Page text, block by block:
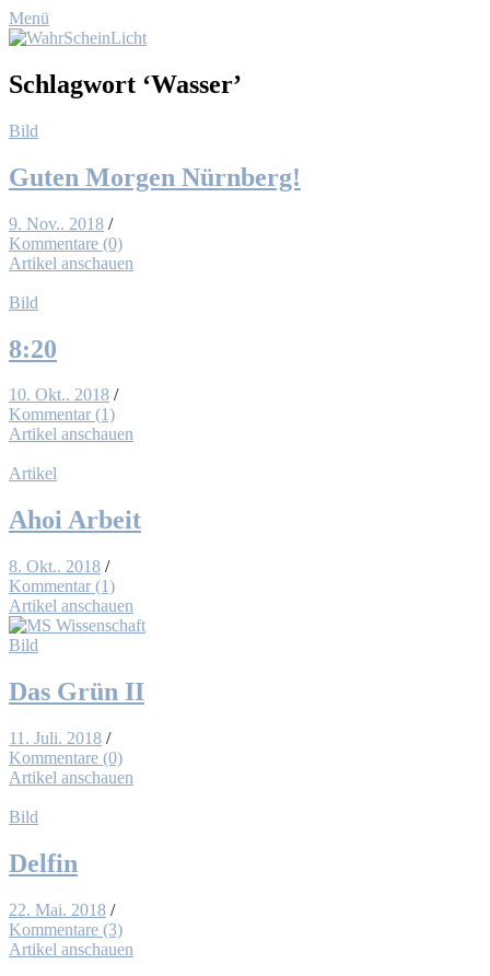
Menü
Schlagwort ‘Wasser’
Bild
Gu­ten Mor­gen Nürn­berg!
9. Nov.. 2018 /
Kommentare (0)
Artikel anschauen
Bild
8:20
10. Okt.. 2018 /
Kommentar (1)
Artikel anschauen
Artikel
Ahoi Ar­beit
8. Okt.. 2018 /
Kommentar (1)
Artikel anschauen
Bild
Das Grün II
11. Juli. 2018 /
Kommentare (0)
Artikel anschauen
Bild
Del­fin
22. Mai. 2018 /
Kommentare (3)
Artikel anschauen